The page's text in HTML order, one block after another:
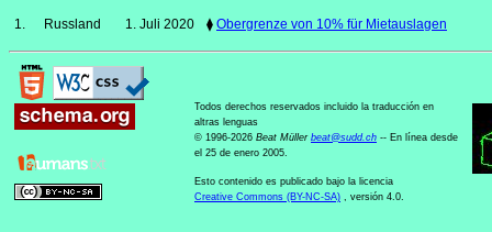
1. Russland 1. Juli 2020 ⧫ Obergrenze von 10% für Mietauslagen
Todos derechos reservados incluido la traducción en
altras lenguas
© 1996-2026 Beat Müller beat@sudd.ch -- En línea desde
el 25 de enero 2005.
Esto contenido es publicado bajo la licencia
Creative Commons (BY-NC-SA) , versión 4.0.